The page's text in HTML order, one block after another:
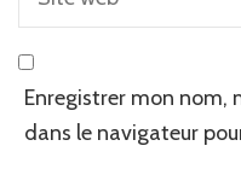
Enregistrer mon nom,
dans le navigateur